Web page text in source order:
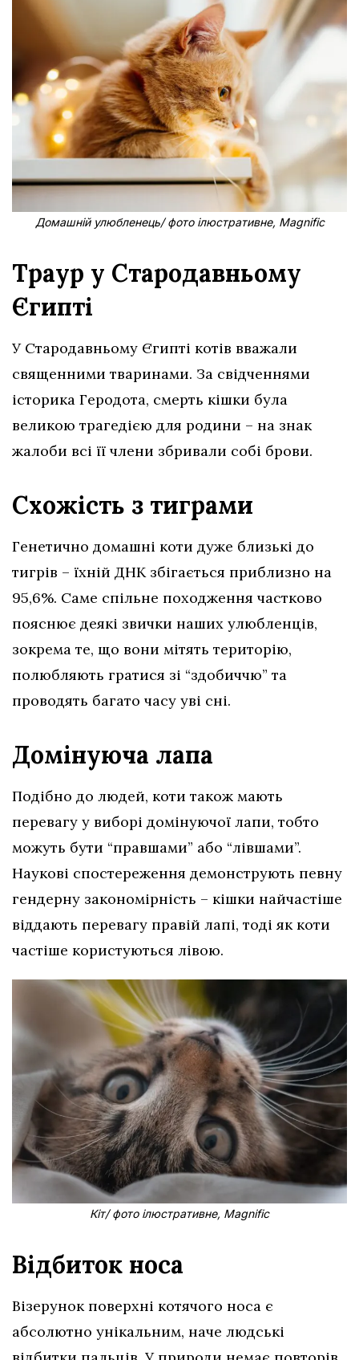
Домашній улюбленець/ фото ілюстративне, Magnific
Траур у Стародавньому
Єгипті
У Стародавньому Єгипті котів вважали
священними тваринами. За свідченнями
історика Геродота, смерть кішки була
великою трагедією для родини – на знак
жалоби всі її члени збривали собі брови.
Схожість з тиграми
Генетично домашні коти дуже близькі до
тигрів – їхній ДНК збігається приблизно на
95,6%. Саме спільне походження частково
пояснює деякі звички наших улюбленців,
зокрема те, що вони мітять територію,
полюбляють гратися зі “здобиччю” та
проводять багато часу уві сні.
Домінуюча лапа
Подібно до людей, коти також мають
перевагу у виборі домінуючої лапи, тобто
можуть бути “правшами” або “лівшами”.
Наукові спостереження демонструють певну
гендерну закономірність – кішки найчастіше
віддають перевагу правій лапі, тоді як коти
частіше користуються лівою.
Кіт/ фото ілюстративне, Magnific
Відбиток носа
Візерунок поверхні котячого носа є
абсолютно унікальним, наче людські